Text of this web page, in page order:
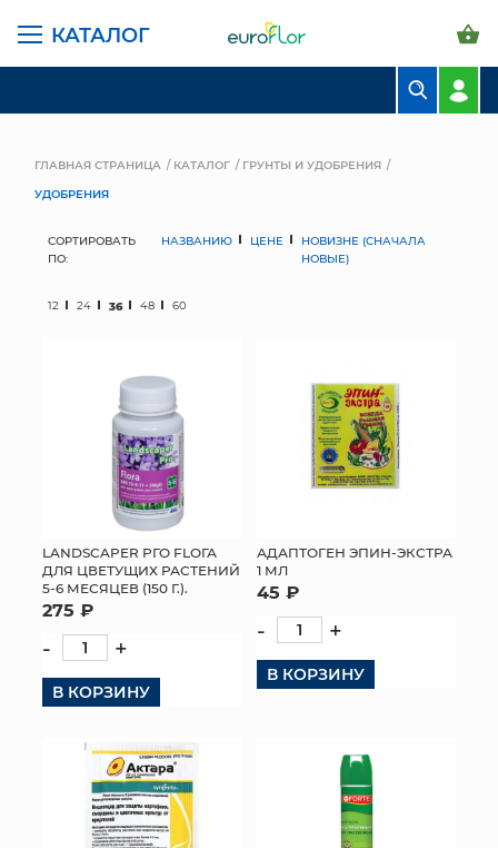
КАТАЛОГ
СВАДЕБНАЯ ФЛОРИСТИКА
ГРУНТЫ И УДОБРЕНИЯ
ПРЕДМЕТЫ ИНТЕРЬЕРА
КОРЗИНЫ
ЯЩИКИ
СУНДУКИ
ПАКЕТЫ И СУМКИ
ПОДАРОЧНЫЕ КАРТЫ
ГЛАВНАЯ СТРАНИЦА КАТАЛОГ
ГРУНТЫ И УДОБРЕНИЯ
УДОБРЕНИЯ
СОРТИРОВАТЬ
ПО:
НАЗВАНИЮ ЦЕНЕ
НОВИЗНЕ (СНАЧАЛА
НОВЫЕ)
12 24 36 48 60
LANDSCAPER РГО FLОГА
ДЛЯ ЦВЕТУЩИХ РАСТЕНИЙ
5-6 МЕСЯЦЕВ (150 Г.).
275 ₽
- +
В КОРЗИНУ
АДАПТОГЕН ЭПИН-ЭКСТРА
1 МЛ
45 ₽
- +
В КОРЗИНУ